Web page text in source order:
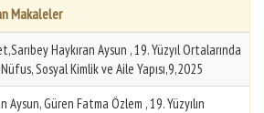
Makaleler
Haykıran Aysun , 19. Yüzyıl Ortalarında
Sosyal Kimlik ve Aile Yapısı,9,2025
Aysun, Güren Fatma Özlem , 19. Yüzyılın